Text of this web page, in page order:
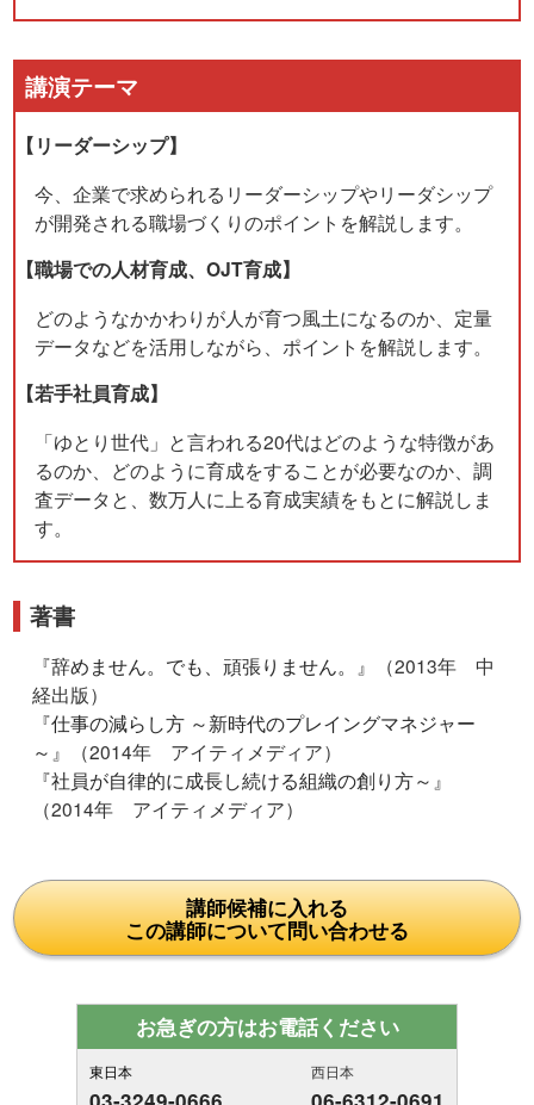
講演テーマ
【リーダーシップ】
今、企業で求められるリーダーシップやリーダシップ
が開発される職場づくりのポイントを解説します。
【職場での人材育成、OJT育成】
どのようなかかわりが人が育つ風土になるのか、定量
データなどを活用しながら、ポイントを解説します。
【若手社員育成】
「ゆとり世代」と言われる20代はどのような特徴があ
るのか、どのように育成をすることが必要なのか、調
査データと、数万人に上る育成実績をもとに解説しま
す。
著書
『辞めません。でも、頑張りません。
』（2013年 中
経出版）
『仕事の減らし方 ～新時代のプレイングマネジャー
～ 』（2014年 アイティメディア）
『社員が自律的に成長し続ける組織の創り方～ 』
（2014年 アイティメディア）
講師候補に入れる
この講師について問い合わせる
お急ぎの方はお電話ください
東日本 西日本